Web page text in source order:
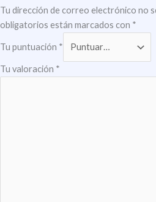
Tu dirección de correo electrónico no
obligatorios están marcados con *
Tu puntuación *
Tu valoración *